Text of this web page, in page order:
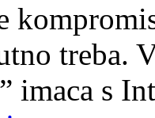
treba.
imaca s